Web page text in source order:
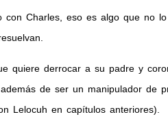
Charles, eso es algo que no
quiere derrocar a su padre y
de ser un manipulador de
Lelocuh en capítulos anteriores).